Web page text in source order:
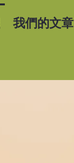
我們的文章